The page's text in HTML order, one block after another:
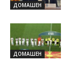
ДОМАШЕН
ДОМАШЕН